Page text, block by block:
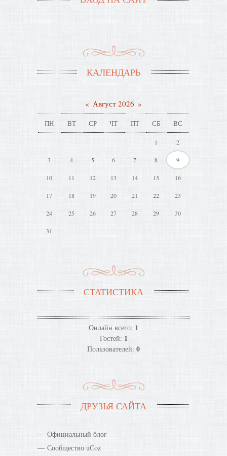
КАЛЕНДАРЬ
« Август 2026 »
ПН ВТ СР ЧТ ПТ СБ ВС
1 2
3 4 5 6 7 8 9
10 11 12 13 14 15 16
17 18 19 20 21 22 23
24 25 26 27 28 29 30
31
СТАТИСТИКА
Онлайн всего: 1
Гостей: 1
Пользователей: 0
ДРУЗЬЯ САЙТА
Официальный блог
Сообщество uCoz